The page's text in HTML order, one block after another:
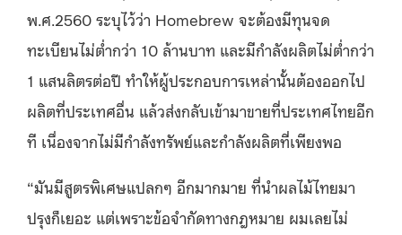
พ.ศ.2560 ระบุไว้ว่า Homebrew จะต้องมีทุนจด
ทะเบียนไม่ต่ำกว่า 10 ล้านบาท และมีกำลังผลิตไม่ต่ำกว่า
1 แสนลิตรต่อปี ทำให้ผู้ประกอบการเหล่านั้นต้องออกไป
ผลิตที่ประเทศอื่น แล้วส่งกลับเข้ามาขายที่ประเทศไทยอีก
ที เนื่องจากไม่มีกำลังทรัพย์และกำลังผลิตที่เพียงพอ
“มันมีสูตรพิเศษแปลกๆ อีกมากมาย ที่นำผลไม้ไทยมา
ปรุงก็เยอะ แต่เพราะข้อจำกัดทางกฎหมาย ผมเลยไม่